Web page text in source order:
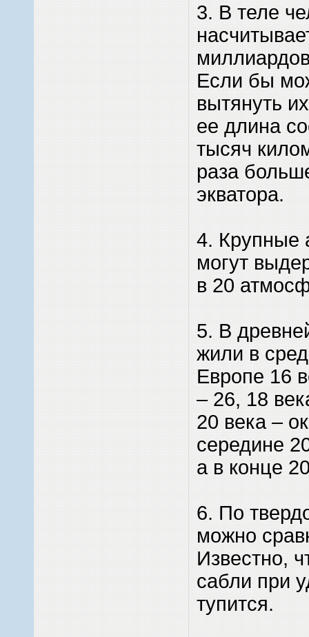
3. В теле
Если бы
вытянуть
ее длина
тысяч
раза
экватора.
4. Крупные
могут
в 20
5. В
жили в
Европе 16
– 26, 18
20 века –
середине
а в конце
6. По
можно
Известно,
сабли при
тупится.